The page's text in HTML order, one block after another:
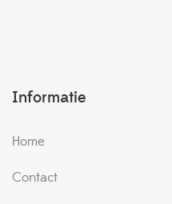
Informatie
Home
Contact